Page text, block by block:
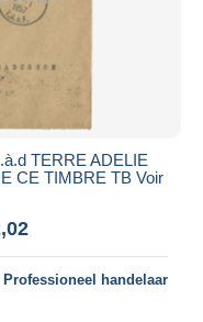
TERRE ADELIE
CE TIMBRE TB Voir
Professioneel handelaar